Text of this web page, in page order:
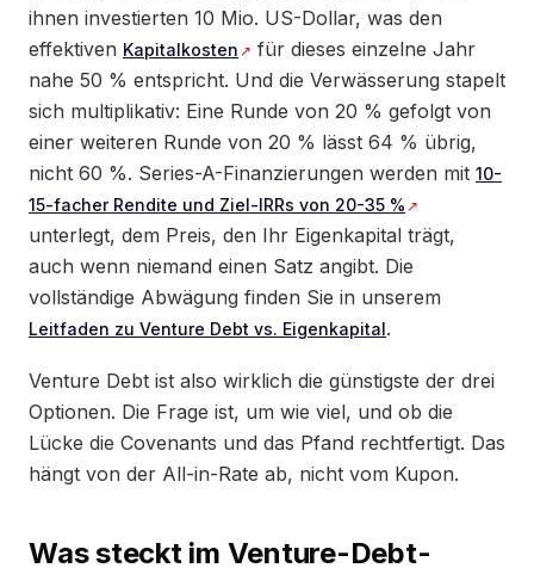
ihnen investierten 10 Mio. US-Dollar, was den
effektiven Kapitalkosten
für dieses einzelne Jahr
nahe 50 % entspricht. Und die Verwässerung stapelt
sich multiplikativ: Eine Runde von 20 % gefolgt von
einer weiteren Runde von 20 % lässt 64 % übrig,
nicht 60 %. Series-A-Finanzierungen werden mit 10-
15-facher Rendite und Ziel-IRRs von 20-35 %
unterlegt, dem Preis, den Ihr Eigenkapital trägt,
auch wenn niemand einen Satz angibt. Die
vollständige Abwägung finden Sie in unserem
Leitfaden zu Venture Debt vs. Eigenkapital.
Venture Debt ist also wirklich die günstigste der drei
Optionen. Die Frage ist, um wie viel, und ob die
Lücke die Covenants und das Pfand rechtfertigt. Das
hängt von der All-in-Rate ab, nicht vom Kupon.
Was steckt im Venture-Debt-